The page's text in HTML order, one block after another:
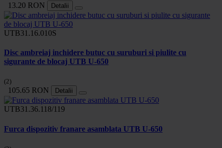
13.20 RON Detalii
UTB31.16.010S
Disc ambreiaj inchidere butuc cu suruburi si piulite cu
sigurante de blocaj UTB U-650
(2)
105.65 RON Detalii
UTB31.36.118/119
Furca dispozitiv franare asamblata UTB U-650